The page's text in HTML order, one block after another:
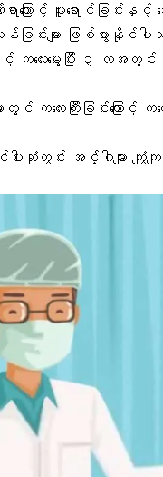
ာင့် ဖူးရောင်ခြင်းနှင့် မွေ
လန်ခြင်းများ ဖြစ်ပွာ
ောင့် ကလေးမွေးပြီး ၃ လ
ကလေးကြီးခြင်းကြောင့် ကလ
တွင်း အင်္ဂါများ ကျွံကျ